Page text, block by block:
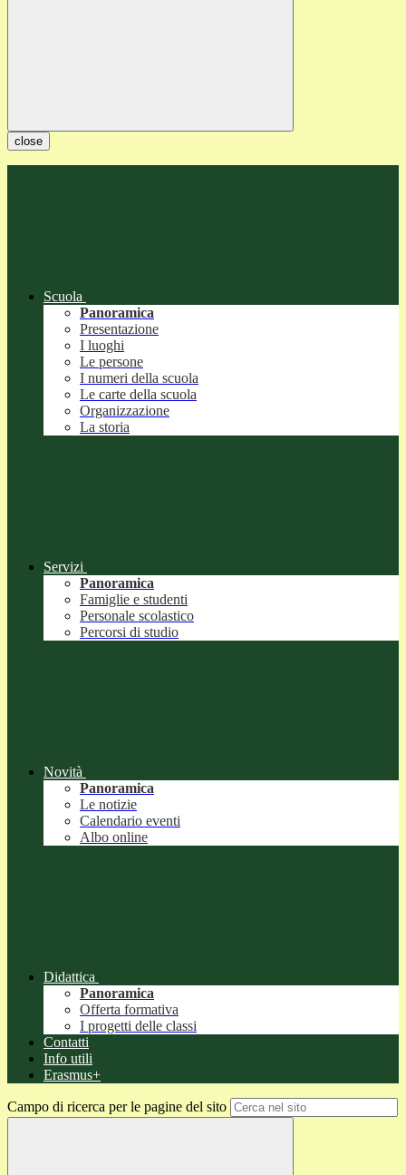
close
Scuola
Panoramica
Presentazione
I luoghi
Le persone
I numeri della scuola
Le carte della scuola
Organizzazione
La storia
Servizi
Panoramica
Famiglie e studenti
Personale scolastico
Percorsi di studio
Novità
Panoramica
Le notizie
Calendario eventi
Albo online
Didattica
Panoramica
Offerta formativa
I progetti delle classi
Contatti
Info utili
Erasmus+
Campo di ricerca per le pagine del sito